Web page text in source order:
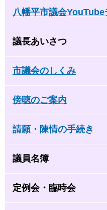
八幡平市議会
議長あいさつ
市議会のしくみ
傍聴のご案内
請願・陳情の手続き
議員名簿
定例会・臨時会